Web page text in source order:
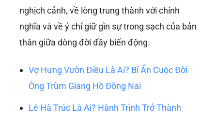
nghịch cảnh, về lòng trung thành với chính
nghĩa và về ý chí giữ gìn sự trong sạch của bản
thân giữa dòng đời đầy biến động.
Vợ Hưng Vườn Điều Là Ai? Bí Ẩn Cuộc Đời
Ông Trùm Giang Hồ Đồng Nai
Lê Hà Trúc Là Ai? Hành Trình Trở Thành